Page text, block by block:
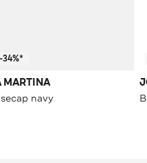
-34%*
MARTINA
navy